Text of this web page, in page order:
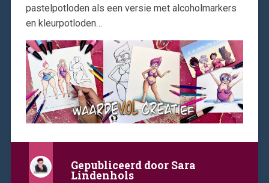
pastelpotloden als een versie met alcoholmarkers
en kleurpotloden…
Gepubliceerd door Sara
Lindenhols